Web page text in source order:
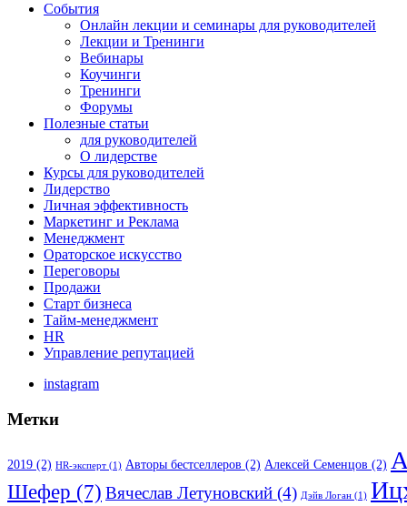
События
Онлайн лекции и семинары для руководителей
Лекции и Тренинги
Вебинары
Коучинги
Тренинги
Форумы
Полезные статьи
для руководителей
О лидерстве
Курсы для руководителей
Лидерство
Личная эффективность
Маркетинг и Реклама
Менеджмент
Ораторское искусство
Переговоры
Продажи
Старт бизнеса
Тайм-менеджмент
HR
Управление репутацией
instagram
Метки
2019 (2) HR-эксперт (1) Авторы бестселлеров (2) Алексей Семенцов (2)
Шефер (7) Вячеслав Летуновский (4) Дэйв Логан (1)